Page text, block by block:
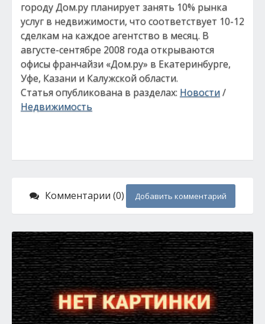
городу Дом.ру планирует занять 10% рынка
услуг в недвижимости, что соответствует 10-12
сделкам на каждое агентство в месяц. В
августе-сентябре 2008 года открываются
офисы франчайзи «Дом.ру» в Екатеринбурге,
Уфе, Казани и Калужской области.
Статья опубликована в разделах: Новости/
Недвижимость
Комментарии (0) Добавить комментарий